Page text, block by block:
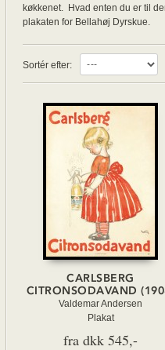
køkkenet. Hvad enten du er til
plakaten for Bellahøj Dyrskue.
Sortér efter:
CARLSBERG
CITRONSODAVAND
Valdemar Andersen
Plakat
fra dkk 545,-